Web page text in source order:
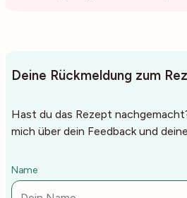
Deine Rückmeldung zum
Hast du das Rezept
mich über dein Feedback und
Name